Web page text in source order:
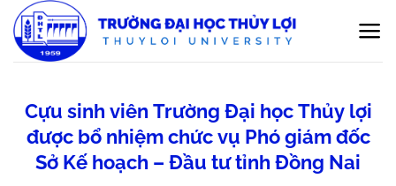
qua
nội
Cựu sinh viên Trường Đại học Thủy lợi
được bổ nhiệm chức vụ Phó giám đốc
Sở Kế hoạch – Đầu tư tỉnh Đồng Nai